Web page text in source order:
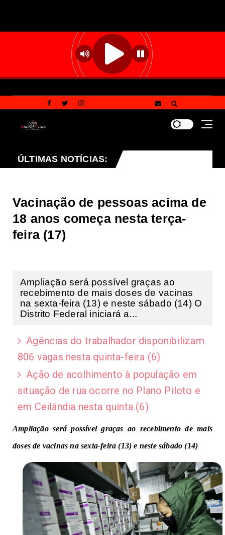
ÚLTIMAS NOTÍCIAS:
Destaque STF autoriza buscas em nova fase da
Vacinação de pessoas acima de
18 anos começa nesta terça-
feira (17)
Ampliação será possível graças ao
recebimento de mais doses de vacinas
na sexta-feira (13) e neste sábado (14) O
Distrito Federal iniciará a...
Agências do trabalhador disponibilizam
806 vagas nesta quinta-feira (6)
Ação de acolhimento à população em
situação de rua ocorre no Plano Piloto e
em Ceilândia nesta quinta (6)
Ampliação será possível graças ao recebimento de mais
doses de vacinas na sexta-feira (13) e neste sábado (14)